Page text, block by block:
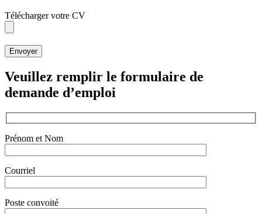
Télécharger votre CV
Veuillez remplir le formulaire de
demande d’emploi
Prénom et Nom
Courriel
Poste convoité